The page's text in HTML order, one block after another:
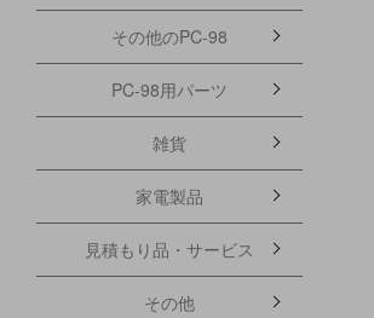
その他のPC-98
PC-98用パーツ
雑貨
家電製品
見積もり品・サービス
その他